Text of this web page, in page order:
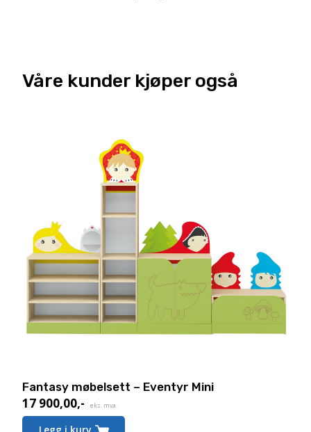
Våre kunder kjøper også
Fantasy møbelsett – Eventyr Mini
17 900,00,- eks. mva.